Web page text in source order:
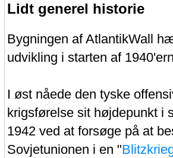
Lidt generel historie
Bygningen af AtlantikWall
udvikling i starten af
I øst nåede den tyske
krigsførelse sit højdepunkt i
1942 ved at forsøge på at
Sovjetunionen i en "